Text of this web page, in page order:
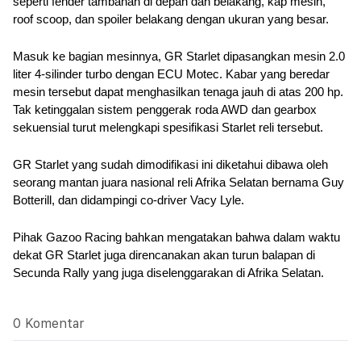
roof scoop, dan spoiler belakang dengan ukuran yang besar.
Masuk ke bagian mesinnya, GR Starlet dipasangkan mesin 2.0
liter 4-silinder turbo dengan ECU Motec. Kabar yang beredar
mesin tersebut dapat menghasilkan tenaga jauh di atas 200 hp.
Tak ketinggalan sistem penggerak roda AWD dan gearbox
sekuensial turut melengkapi spesifikasi Starlet reli tersebut.
GR Starlet yang sudah dimodifikasi ini diketahui dibawa oleh
seorang mantan juara nasional reli Afrika Selatan bernama Guy
Botterill, dan didampingi co-driver Vacy Lyle.
Pihak Gazoo Racing bahkan mengatakan bahwa dalam waktu
dekat GR Starlet juga direncanakan akan turun balapan di
Secunda Rally yang juga diselenggarakan di Afrika Selatan.
0 Komentar